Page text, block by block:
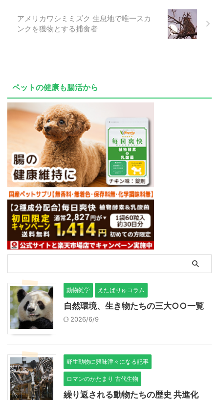
アメリカワシミミズク 生息地で唯一スカ
ンクを獲物とする捕食者
ペットの健康も腸活から
動物雑学 えたばりゅコラム
自然環境、生き物たちの三大○○一覧
2026/6/9
野生動物に興味津々になる記事
ロマンのかたまり 古代生物
繰り返される動物たちの歴史 共進化